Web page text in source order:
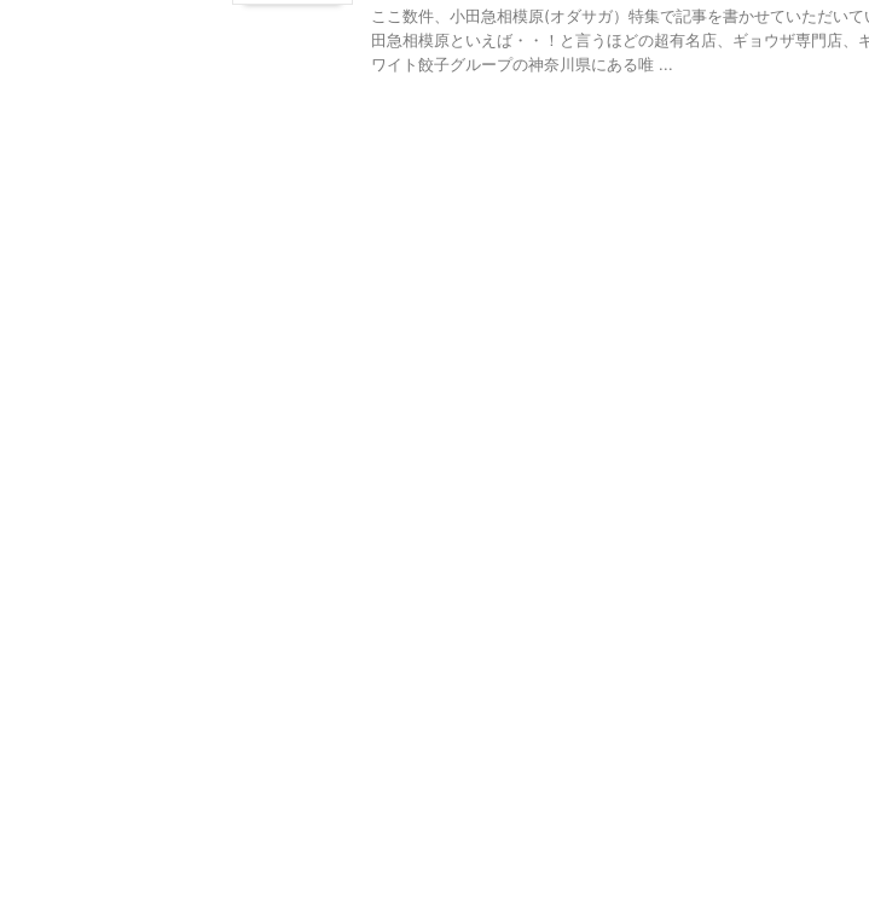
ここ数件、小田急相模原(オダサガ）特集で記事を書かせていただい
田急相模原といえば・・！と言うほどの超有名店、ギョウザ専門店、
ワイト餃子グループの神奈川県にある唯 ...